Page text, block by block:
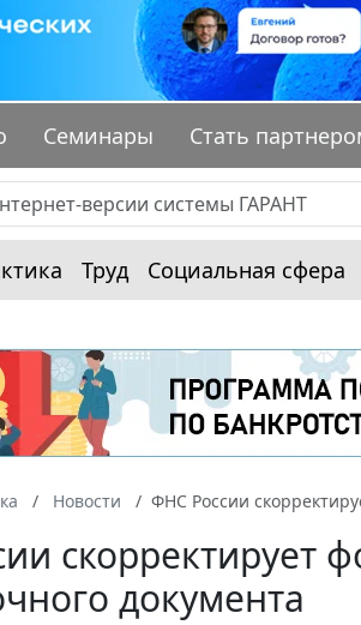
Семинары Стать
Труд Социальная сфера
Новости ФНС России
скорректирует
документа